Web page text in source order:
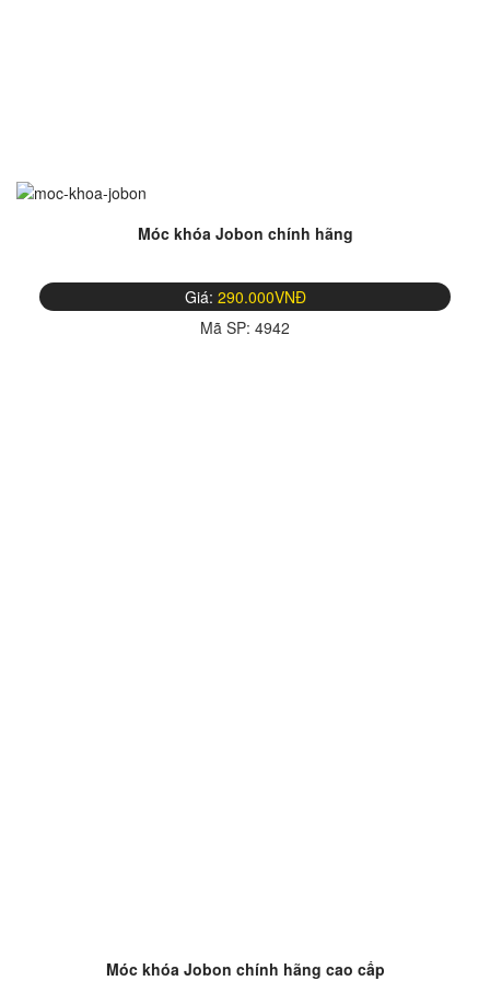
Móc khóa Jobon chính hãng
Giá: 290.000VNĐ
Mã SP: 4942
Móc khóa Jobon chính hãng cao cấp